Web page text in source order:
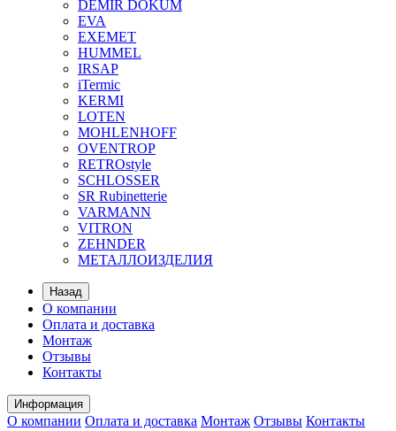
DEMIR DOKUM
EVA
EXEMET
HUMMEL
IRSAP
iTermic
KERMI
LOTEN
MOHLENHOFF
OVENTROP
RETROstyle
SCHLOSSER
SR Rubinetterie
VARMANN
VITRON
ZEHNDER
МЕТАЛЛОИЗДЕЛИЯ
Назад
О компании
Оплата и доставка
Монтаж
Отзывы
Контакты
Информация
О компании Оплата и доставка Монтаж Отзывы Контакты